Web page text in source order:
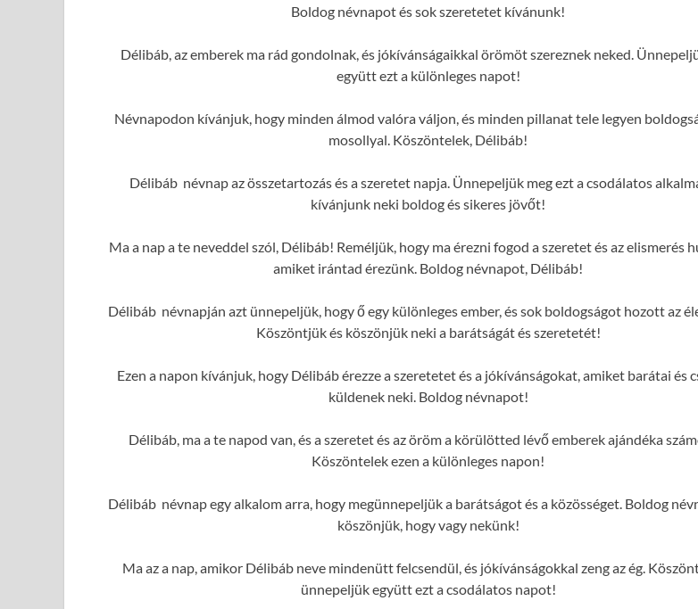
Boldog névnapot és sok szeretetet kívánunk!
Délibáb, az emberek ma rád gondolnak, és jókívánságaikkal örömöt szereznek neked.
együtt ezt a különleges napot!
Névnapodon kívánjuk, hogy minden álmod valóra váljon, és minden pillanat tele legyen
mosollyal. Köszöntelek, Délibáb!
Délibáb névnap az összetartozás és a szeretet napja. Ünnepeljük meg ezt a csodálatos
kívánjunk neki boldog és sikeres jövőt!
Ma a nap a te neveddel szól, Délibáb! Reméljük, hogy ma érezni fogod a szeretet és az elismerés
amiket irántad érezünk. Boldog névnapot, Délibáb!
Délibáb névnapján azt ünnepeljük, hogy ő egy különleges ember, és sok boldogságot hozott az
Köszöntjük és köszönjük neki a barátságát és szeretetét!
Ezen a napon kívánjuk, hogy Délibáb érezze a szeretetet és a jókívánságokat, amiket barátai és
küldenek neki. Boldog névnapot!
Délibáb, ma a te napod van, és a szeretet és az öröm a körülötted lévő emberek ajándéka
Köszöntelek ezen a különleges napon!
Délibáb névnap egy alkalom arra, hogy megünnepeljük a barátságot és a közösséget. Boldog
köszönjük, hogy vagy nekünk!
Ma az a nap, amikor Délibáb neve mindenütt felcsendül, és jókívánságokkal zeng az ég.
ünnepeljük együtt ezt a csodálatos napot!